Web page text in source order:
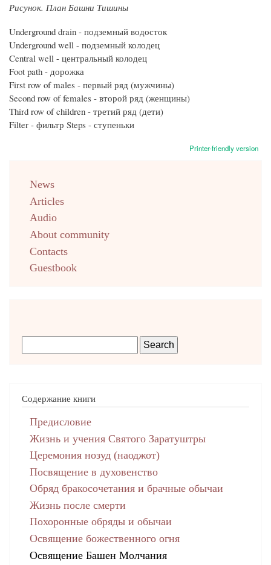
Рисунок. План Башни Тишины
Underground drain - подземный водосток
Underground well - подземный колодец
Central well - центральный колодец
Foot path - дорожка
First row of males - первый ряд (мужчины)
Second row of females - второй ряд (женщины)
Third row of children - третий ряд (дети)
Filter - фильтр Steps - ступеньки
Printer-friendly version
english
News
Articles
Audio
About community
Contacts
Guestbook
Содержание книги
Предисловие
Жизнь и учения Святого Заратуштры
Церемония нозуд (наоджот)
Посвящение в духовенство
Обряд бракосочетания и брачные обычаи
Жизнь после смерти
Похоронные обряды и обычаи
Освящение божественного огня
Освящение Башен Молчания